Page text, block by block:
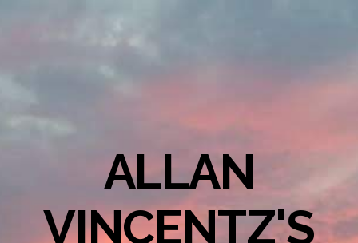
ALLAN
VINCENTZ'S